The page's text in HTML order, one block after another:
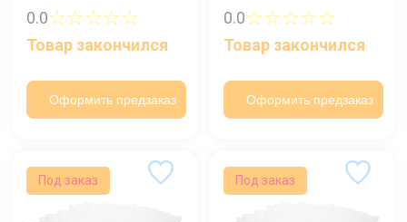
0.0☆☆☆☆☆
Товар закончился
Оформить предзаказ
0.0☆☆☆☆☆
Товар закончился
Оформить предзаказ
Под заказ Под заказ